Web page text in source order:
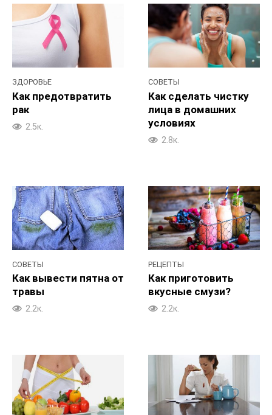
ЗДОРОВЬЕ
Как предотвратить
рак
2.5к.
СОВЕТЫ
Как сделать чистку
лица в домашних
условиях
2.8к.
СОВЕТЫ
Как вывести пятна от
травы
2.2к.
РЕЦЕПТЫ
Как приготовить
вкусные смузи?
2.2к.